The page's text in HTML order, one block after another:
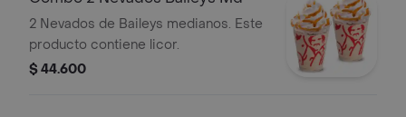
2 Nevados de Baileys medianos. Este
producto contiene licor.
$ 44.600